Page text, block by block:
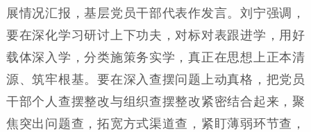
展情况汇报，基层党员干部代表作发言。刘宁强调，
要在深化学习研讨上下功夫，对标对表跟进学，用好
载体深入学，分类施策务实学，真正在思想上正本清
源、筑牢根基。要在深入查摆问题上动真格，把党员
干部个人查摆整改与组织查摆整改紧密结合起来，聚
焦突出问题查，拓宽方式渠道查，紧盯薄弱环节查，